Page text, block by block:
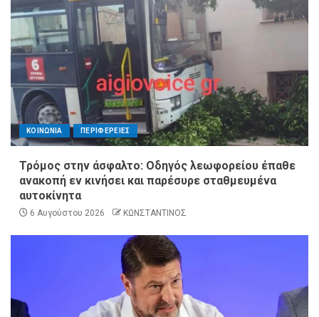
ΚΟΙΝΩΝΙΑ ΠΕΡΙΦΕΡΕΙΕΣ
Τρόμος στην άσφαλτο: Οδηγός λεωφορείου έπαθε
ανακοπή εν κινήσει και παρέσυρε σταθμευμένα
αυτοκίνητα
6 Αυγούστου 2026 ΚΩΝΣΤΑΝΤΙΝΟΣ